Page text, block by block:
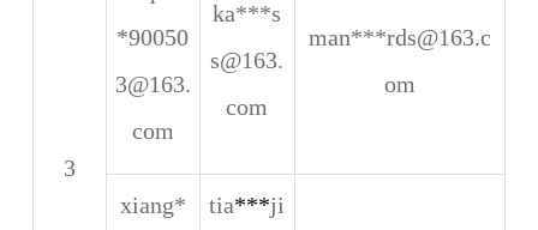
3
*90050
3@163.
com
ka***s
s@163.
com
man***rds@163.c
om
xiang*
tia***ji